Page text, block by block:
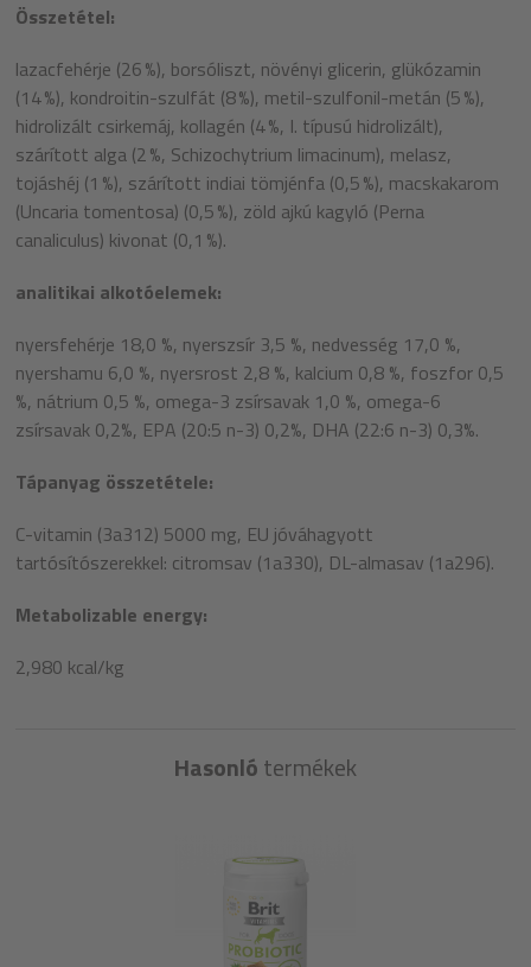
Összetétel:
lazacfehérje (26 %), borsóliszt, növényi glicerin, glükózamin
(14 %), kondroitin-szulfát (8 %), metil-szulfonil-metán (5 %),
hidrolizált csirkemáj, kollagén (4 %, I. típusú hidrolizált),
szárított alga (2 %, Schizochytrium limacinum), melasz,
tojáshéj (1 %), szárított indiai tömjénfa (0,5 %), macskakarom
(Uncaria tomentosa) (0,5 %), zöld ajkú kagyló (Perna
canaliculus) kivonat (0,1 %).
analitikai alkotóelemek:
nyersfehérje 18,0 %, nyerszsír 3,5 %, nedvesség 17,0 %,
nyershamu 6,0 %, nyersrost 2,8 %, kalcium 0,8 %, foszfor 0,5
%, nátrium 0,5 %, omega-3 zsírsavak 1,0 %, omega-6
zsírsavak 0,2%, EPA (20:5 n-3) 0,2%, DHA (22:6 n-3) 0,3%.
Tápanyag összetétele:
C-vitamin (3a312) 5000 mg, EU jóváhagyott
tartósítószerekkel: citromsav (1a330), DL-almasav (1a296).
Metabolizable energy:
2,980 kcal/kg
Hasonlótermékek